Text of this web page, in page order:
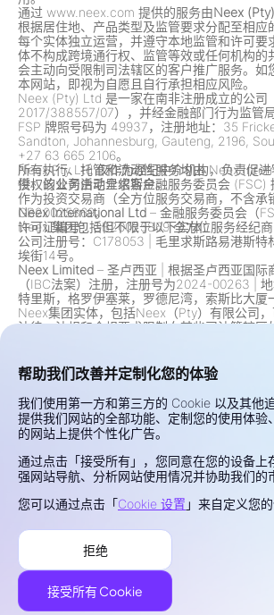
通过 www.neex.com 提供的服务由Neex
根据居住地、产品类型及监管要求分配至相应
每个实体独立运营，并遵守本地监管和许可要
体不构成跨境通行权、监管等效或任何机构的
会主动向受限制司法辖区的客户推广服务。如
本网站，即视为自愿且自行承担相应风险。
Neex (Pty) Ltd 是一家在南非注册成立的公司
2017/388557/07），并经金融部门行为监管局
FSP 牌照号码为 49937，注册地址：35
Sandton, Johannesburg, Gauteng, 2196,
+27 63 665 2106。
Neex Pty Ltd 仅作为经纪中介机构，负责促
授权的业务活动介绍客户。
所有执行、托管和流动性服务均由 Neex
供，该公司由毛里求斯金融服务委员会 (FSC)
作为投资交易商（全方位服务交易商，不含承
GB20025869。
Neex 集团包括但不限于以下实体：
Neex International Ltd – 金融服务委员会（
许可证编号：GB20025869 全方位服务经纪商
公司注册号：C178053
毛里求斯路易港斯特
埃街14号。
Neex Limited – 圣卢西亚
根据圣卢西亚国际
（IBC法案）注册，注册号为2024-00263
特里斯，格罗伊塞莱，罗德尼湾，索斯比大
Neex集团实体，包括Neex（Pty）有限公司
法律、法规和合规要求限制向某些司法管辖区
变化不断审查和更新其限制。
风险提示：差价合约（CFD）与外汇（Forex
较高风险，可能迅速造成资金损失。该类交易
者。您的盈亏将直接受市场价格波动影响。交
投资目标、经验水平、财务状况及风险承受能
条款有疑问，请寻求具资格的财务顾问的独立
承受亏损的资金进行交易。
隐私与安全
使用条款
风险披露
投诉处理
©2026 NEEX。保留所有权利。
帮助我们改善并定制化您的体验
我们使用第一方和第三方的 Cookie 以及其他
提供我们网站的全部功能、定制您的使用体验
的网站上提供个性化广告。
通过点击「接受所有」，您同意在您的设备上
强网站导航、分析网站使用情况并协助我们的
您可以通过点击「Cookie 设置 」来自定义您的
拒绝
接受所有 Cookie